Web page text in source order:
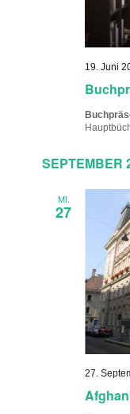
19. Juni
SEPTEMBER
MI.
27
27.